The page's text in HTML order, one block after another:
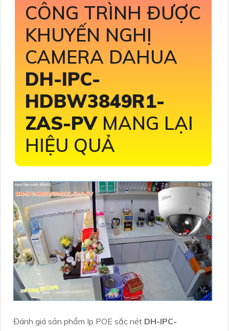
CÔNG TRÌNH ĐƯỢC
KHUYẾN NGHỊ
CAMERA DAHUA
DH-IPC-
HDBW3849R1-
ZAS-PV MANG LẠI
HIỆU QUẢ
Đánh giá sản phẩm Ip POE sắc nét DH-IPC-